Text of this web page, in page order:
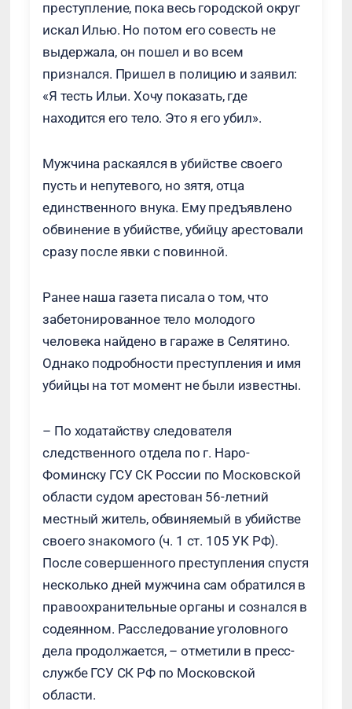
преступление, пока весь городской округ
искал Илью. Но потом его совесть не
выдержала, он пошел и во всем
признался. Пришел в полицию и заявил:
«Я тесть Ильи. Хочу показать, где
находится его тело. Это я его убил».
Мужчина раскаялся в убийстве своего
пусть и непутевого, но зятя, отца
единственного внука. Ему предъявлено
обвинение в убийстве, убийцу арестовали
сразу после явки с повинной.
Ранее наша газета писала о том, что
забетонированное тело молодого
человека найдено в гараже в Селятино.
Однако подробности преступления и имя
убийцы на тот момент не были известны.
– По ходатайству следователя
следственного отдела по г. Наро-
Фоминску ГСУ СК России по Московской
области судом арестован 56-летний
местный житель, обвиняемый в убийстве
своего знакомого (ч. 1 ст. 105 УК РФ).
После совершенного преступления спустя
несколько дней мужчина сам обратился в
правоохранительные органы и сознался в
содеянном. Расследование уголовного
дела продолжается, – отметили в пресс-
службе ГСУ СК РФ по Московской
области.